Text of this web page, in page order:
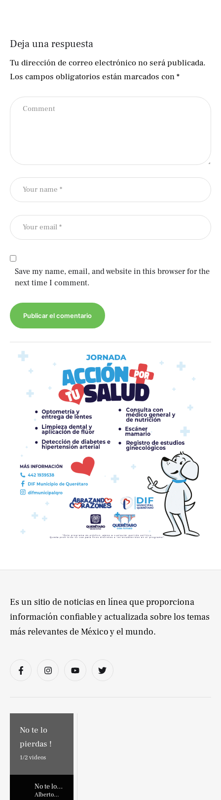
Deja una respuesta
Tu dirección de correo electrónico no será publicada.
Los campos obligatorios están marcados con*
Save my name, email, and website in this browser for the
next time I comment.
No te lo
pierdas !
1/2 videos
No te lo
pierdas !
Alberto
Es un sitio de noticias en línea que proporciona
información confiable y actualizada sobre los temas
más relevantes de México y el mundo.